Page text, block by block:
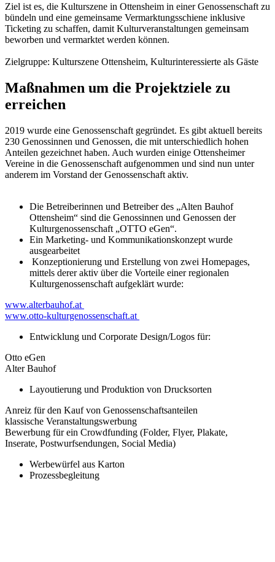
Ziel ist es, die Kulturszene in Ottensheim in einer Genossenschaft zu
bündeln und eine gemeinsame Vermarktungsschiene inklusive
Ticketing zu schaffen, damit Kulturveranstaltungen gemeinsam
beworben und vermarktet werden können.
Zielgruppe: Kulturszene Ottensheim, Kulturinteressierte als Gäste
Maßnahmen um die Projektziele zu
erreichen
2019 wurde eine Genossenschaft gegründet. Es gibt aktuell bereits
230 Genossinnen und Genossen, die mit unterschiedlich hohen
Anteilen gezeichnet haben. Auch wurden einige Ottensheimer
Vereine in die Genossenschaft aufgenommen und sind nun unter
anderem im Vorstand der Genossenschaft aktiv.
Die Betreiberinnen und Betreiber des „Alten Bauhof
Ottensheim“ sind die Genossinnen und Genossen der
Kulturgenossenschaft „OTTO eGen“.
Ein Marketing- und Kommunikationskonzept wurde
ausgearbeitet
Konzeptionierung und Erstellung von zwei Homepages,
mittels derer aktiv über die Vorteile einer regionalen
Kulturgenossenschaft aufgeklärt wurde:
www.alterbauhof.at
www.otto-kulturgenossenschaft.at
Entwicklung und Corporate Design/Logos für:
Otto eGen
Alter Bauhof
Layoutierung und Produktion von Drucksorten
Anreiz für den Kauf von Genossenschaftsanteilen
klassische Veranstaltungswerbung
Bewerbung für ein Crowdfunding (Folder, Flyer, Plakate,
Inserate, Postwurfsendungen, Social Media)
Werbewürfel aus Karton
Prozessbegleitung